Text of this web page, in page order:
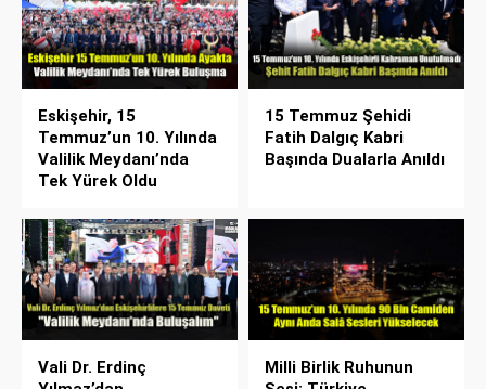
Eskişehir, 15
Temmuz’un 10. Yılında
Valilik Meydanı’nda
Tek Yürek Oldu
15 Temmuz Şehidi
Fatih Dalgıç Kabri
Başında Dualarla Anıldı
Vali Dr. Erdinç
Milli Birlik Ruhunun